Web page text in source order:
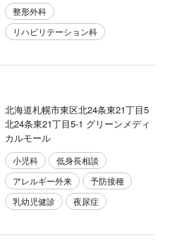
整形外科
リハビリテーション科
北海道札幌市東区北24条東21丁目5
北24条東21丁目5-1 グリーンメディ
カルモール
小児科
低身長相談
アレルギー外来
予防接種
乳幼児健診
夜尿症